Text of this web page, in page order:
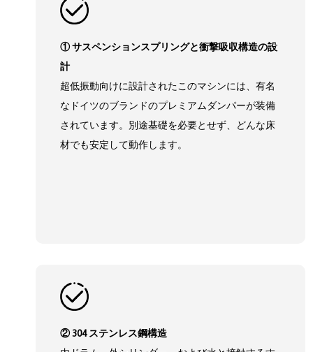
① サスペンションスプリングと衝撃吸収構造の設
計
超低振動向けに設計されたこのマシンには、有名
なドイツのブランドのプレミアムダンパーが装備
されています。別途基礎を必要とせず、どんな床
材でも安定して動作します。
② 304 ステンレス鋼構造